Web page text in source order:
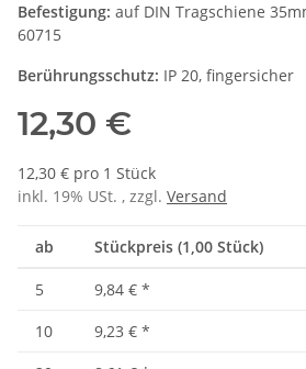
Befestigung: auf DIN Tragschiene
60715
Berührungsschutz: IP 20, fingersicher
12,30 €
12,30 € pro 1 Stück
inkl. 19% USt. , zzgl. Versand
ab Stückpreis (1,00 Stück)
5 9,84 € *
10
9,23 € *